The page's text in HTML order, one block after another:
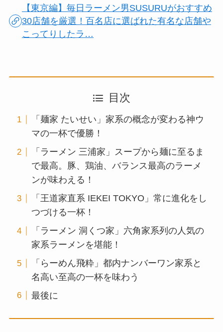
【東京編】毎日ラーメン男SUSURUがおすすめ
30店舗を厳選！百名店に選ばれた有名な店舗や
こってりしたラ…
目次
「麺家 たいせい」家系の概念が変わる神ウ
マの一杯で優勝！
「ラーメン 三浦家」スープから麺に至るま
で最高。豚、鶏油、バランス最高のラーメ
ンが味わえる！
「王道家直系 IEKEI TOKYO」常に進化をし
つづける一杯！
「ラーメン 洞くつ家」六角家系列の人気の
家系ラーメンを堪能！
「らーめん飛粋」都内ナンバーワン家系と
名高い至高の一杯を味わう
最後に